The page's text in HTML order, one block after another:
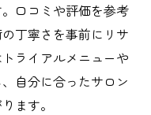
口コミや評価を参考
丁寧さを事前にリサ
ライアルメニューや
自分に合ったサロン
ます。